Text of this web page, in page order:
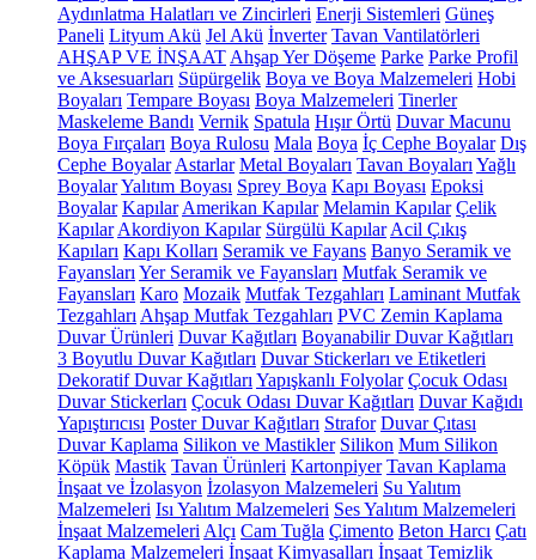
Aydınlatma Halatları ve Zincirleri Enerji Sistemleri Güneş
Paneli Lityum Akü Jel Akü İnverter Tavan Vantilatörleri
AHŞAP VE İNŞAAT Ahşap Yer Döşeme Parke Parke Profil
ve Aksesuarları Süpürgelik Boya ve Boya Malzemeleri Hobi
Boyaları Tempare Boyası Boya Malzemeleri Tinerler
Maskeleme Bandı Vernik Spatula Hışır Örtü Duvar Macunu
Boya Fırçaları Boya Rulosu Mala Boya İç Cephe Boyalar Dış
Cephe Boyalar Astarlar Metal Boyaları Tavan Boyaları Yağlı
BoyalarYalıtım Boyası Sprey Boya Kapı Boyası Epoksi
Boyalar Kapılar Amerikan Kapılar Melamin Kapılar Çelik
Kapılar Akordiyon Kapılar Sürgülü Kapılar Acil Çıkış
Kapıları Kapı Kolları Seramik ve Fayans Banyo Seramik ve
Fayansları Yer Seramik ve Fayansları Mutfak Seramik ve
Fayansları Karo Mozaik Mutfak Tezgahları Laminant Mutfak
Tezgahları Ahşap Mutfak Tezgahları PVC Zemin Kaplama
Duvar Ürünleri Duvar Kağıtları Boyanabilir Duvar Kağıtları
3 Boyutlu Duvar Kağıtları Duvar Stickerları ve Etiketleri
Dekoratif Duvar Kağıtları Yapışkanlı Folyolar Çocuk Odası
Duvar Stickerları Çocuk Odası Duvar Kağıtları Duvar Kağıdı
Yapıştırıcısı Poster Duvar Kağıtları Strafor Duvar Çıtası
Duvar Kaplama Silikon ve Mastikler Silikon Mum Silikon
Köpük Mastik Tavan Ürünleri Kartonpiyer Tavan Kaplama
İnşaat ve İzolasyon İzolasyon Malzemeleri Su Yalıtım
Malzemeleri Isı Yalıtım Malzemeleri Ses Yalıtım Malzemeleri
İnşaat Malzemeleri Alçı Cam Tuğla Çimento Beton Harcı Çatı
Kaplama Malzemeleri İnşaat Kimyasalları İnşaat Temizlik